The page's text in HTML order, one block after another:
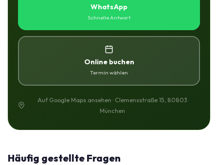
WhatsApp
Schnelle Antwort
Online buchen
Termin wählen
Auf Google Maps ansehen · Clemensstraße 15, 80803
München
Häufig gestellte Fragen